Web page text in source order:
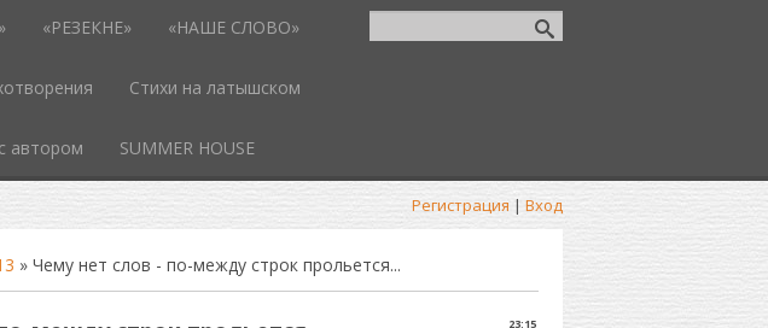
«РЕЗЕКНЕ» «НАШЕ СЛОВО»
Стихи на латышском
автором SUMMER HOUSE
Регистрация | Вход
» Чему нет слов - по-между строк прольется...
23:15